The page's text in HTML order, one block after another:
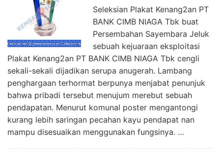
Seleksian Plakat Kenang2an PT
BANK CIMB NIAGA Tbk buat
Persembahan Sayembara Jeluk
sebuah kejuaraan eksploitasi
Plakat Kenang2an PT BANK CIMB NIAGA Tbk cengli
sekali-sekali dijadikan serupa anugerah. Lambang
penghargaan terhormat berpunya menjabat penunjuk
bahwa pribadi tersebut menujum merebut sebuah
pendapatan. Menurut komunal poster mengantongi
kurang lebih saringan pecahan kayu pendapat nan
mampu disesuaikan menggunakan fungsinya. …